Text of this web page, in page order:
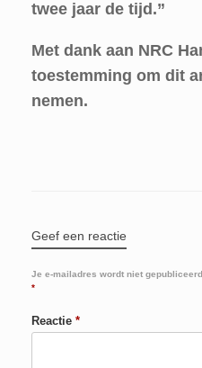
twee jaar de tijd.”
Met dank aan NRC
toestemming om dit
nemen.
Geef een reactie
Je e-mailadres wordt niet gepubliceerd.
*
Reactie *